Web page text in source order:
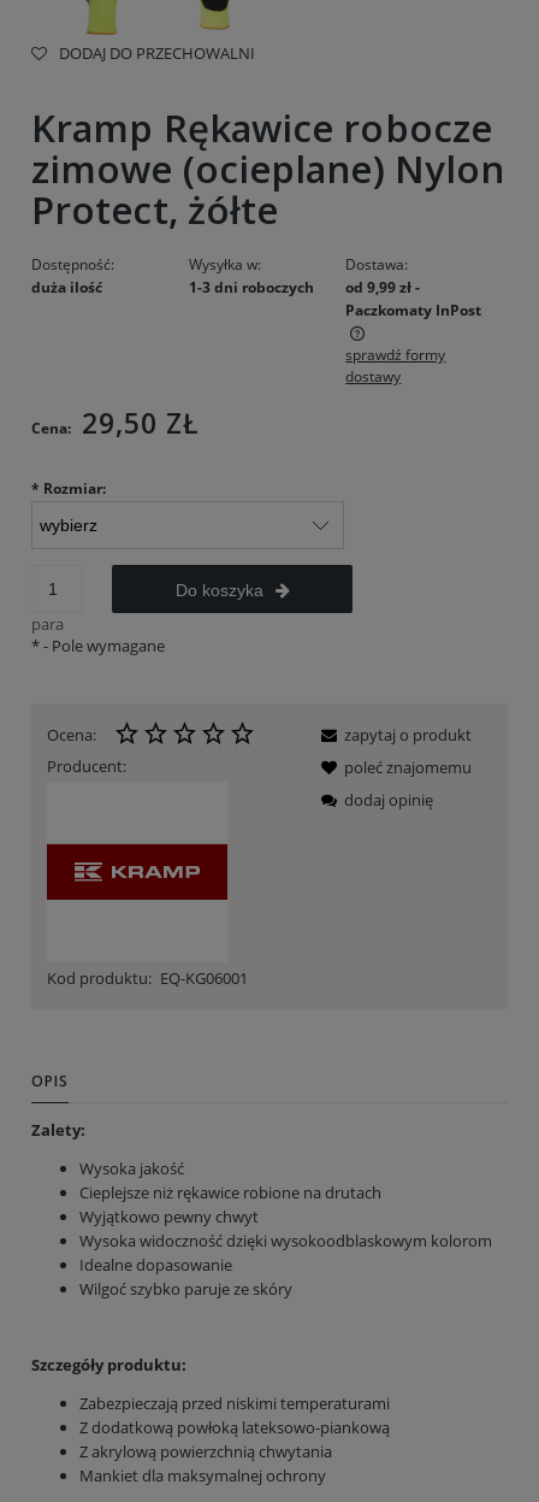
DODAJ DO PRZECHOWALNI
Kramp Rękawice robocze
zimowe (ocieplane) Nylon
Protect, żółte
Dostępność:
duża ilość
Wysyłka w:
1-3 dni roboczych
Dostawa:
od 9,99 zł-
Paczkomaty InPost
Cena nie zawiera ewentualnych kosztów płatności
sprawdź formy
dostawy
Cena: 29,50 ZŁ
* Rozmiar:
para
Do koszyka
*- Pole wymagane
Ocena:
Producent:
Kod produktu: EQ-KG06001
zapytaj o produkt
poleć znajomemu
dodaj opinię
OPIS
Zalety:
Wysoka jakość
Cieplejsze niż rękawice robione na drutach
Wyjątkowo pewny chwyt
Wysoka widoczność dzięki wysokoodblaskowym kolorom
Idealne dopasowanie
Wilgoć szybko paruje ze skóry
Szczegóły produktu:
Zabezpieczają przed niskimi temperaturami
Z dodatkową powłoką lateksowo-piankową
Z akrylową powierzchnią chwytania
Mankiet dla maksymalnej ochrony